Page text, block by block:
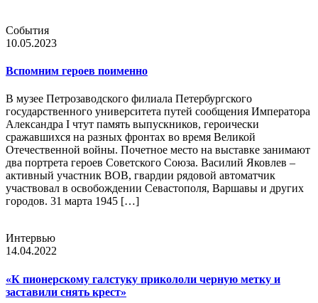
События
10.05.2023
Вспомним героев поименно
В музее Петрозаводского филиала Петербургского
государственного университета путей сообщения Императора
Александра I чтут память выпускников, героически
сражавшихся на разных фронтах во время Великой
Отечественной войны. Почетное место на выставке занимают
два портрета героев Советского Союза. Василий Яковлев –
активный участник ВОВ, гвардии рядовой автоматчик
участвовал в освобождении Севастополя, Варшавы и других
городов. 31 марта 1945 […]
Интервью
14.04.2022
«К пионерскому галстуку прикололи черную метку и
заставили снять крест»